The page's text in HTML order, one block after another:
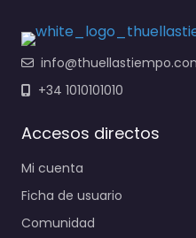
+34 1010101010
Accesos directos
Mi cuenta
Ficha de usuario
Comunidad